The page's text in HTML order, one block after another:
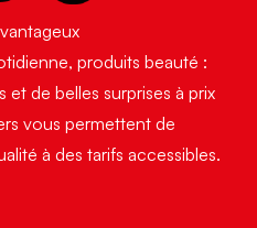
produits beauté :
de belles surprises à prix
vous permettent de
à des tarifs accessibles.